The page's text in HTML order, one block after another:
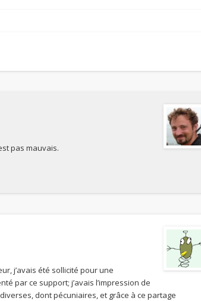
pas mauvais.
j’avais été sollicité pour une
par ce support; j’avais l’impression de
dont pécuniaires, et grâce à ce partage